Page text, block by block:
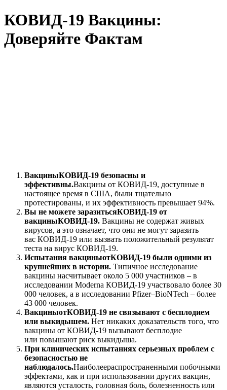
КОВИД-19 Вакцины:
Доверяйте Фактам
ВакциныКОВИД-19 безопасны и
эффективны.Вакцины от КОВИД-19, доступные в
настоящее время в США, были тщательно
протестированы, и их эффективность превышает 94%.
Вы не можете заразитьсяКОВИД-19 от
вакциныКОВИД-19. Вакцины не содержат живых
вирусов, а это означает, что они не могут заразить
вас КОВИД-19 или вызвать положительный результат
теста на вирус КОВИД-19.
Испытания вакциныотКОВИД-19 были одними из
крупнейших в истории. Типичное исследование
вакцины насчитывает около 5 000 участников – в
исследовании Moderna КОВИД-19 участвовало более 30
000 человек, а в исследовании Pfizer–BioNTech – более
43 000 человек.
ВакциныотКОВИД-19 не связывают с бесплодием
или выкидышем. Нет никаких доказательств того, что
вакцины от КОВИД-19 вызывают бесплодие
или повышают риск выкидыша.
При клинических испытаниях серьезных проблем с
безопасностью не
наблюдалось.Наиболеераспространенными побочными
эффектами, как и при использовании других вакцин,
являются усталость, головная боль, болезненность или